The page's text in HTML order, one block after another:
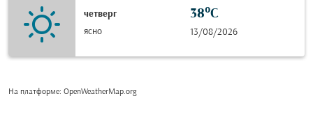
четверг
ясно
38°C
13/08/2026
На платформе: OpenWeatherMap.org